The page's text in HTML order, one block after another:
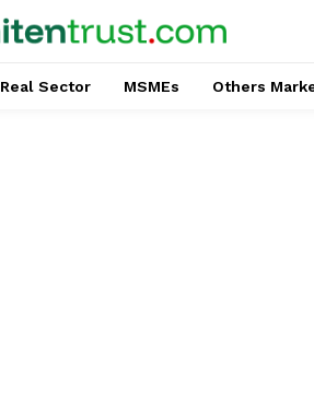
Real Sector MSMEs Others